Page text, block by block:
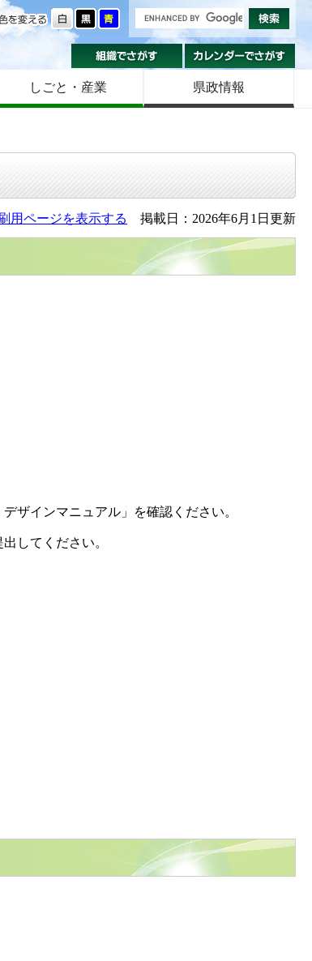
色を変える
組織でさがす
しごと・産業 県政情報
用ページを表示する 掲載日：2026年6月1日更新
ザインマニュアル」を確認ください。
してください。